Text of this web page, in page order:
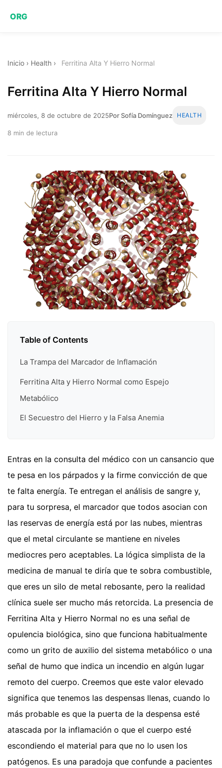
ORG
Inicio › Health › Ferritina Alta Y Hierro Normal
Ferritina Alta Y Hierro Normal
miércoles, 8 de octubre de 2025Por Sofía Domínguez HEALTH
8 min de lectura
Table of Contents
La Trampa del Marcador de Inflamación
Ferritina Alta y Hierro Normal como Espejo
Metabólico
El Secuestro del Hierro y la Falsa Anemia
Entras en la consulta del médico con un cansancio que
te pesa en los párpados y la firme convicción de que
te falta energía. Te entregan el análisis de sangre y,
para tu sorpresa, el marcador que todos asocian con
las reservas de energía está por las nubes, mientras
que el metal circulante se mantiene en niveles
mediocres pero aceptables. La lógica simplista de la
medicina de manual te diría que te sobra combustible,
que eres un silo de metal rebosante, pero la realidad
clínica suele ser mucho más retorcida. La presencia de
Ferritina Alta y Hierro Normal no es una señal de
opulencia biológica, sino que funciona habitualmente
como un grito de auxilio del sistema metabólico o una
señal de humo que indica un incendio en algún lugar
remoto del cuerpo. Creemos que este valor elevado
significa que tenemos las despensas llenas, cuando lo
más probable es que la puerta de la despensa esté
atascada por la inflamación o que el cuerpo esté
escondiendo el material para que no lo usen los
patógenos. Es una paradoja que confunde a pacientes